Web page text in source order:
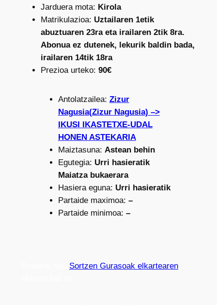
Jarduera mota: Kirola
Matrikulazioa: Uztailaren 1etik
abuztuaren 23ra eta irailaren 2tik 8ra.
Abonua ez dutenek, lekurik baldin bada,
irailaren 14tik 18ra
Prezioa urteko: 90€
Antolatzailea: Zizur
Nagusia(Zizur Nagusia) –>
IKUSI IKASTETXE-UDAL
HONEN ASTEKARIA
Maiztasuna: Astean behin
Egutegia: Urri hasieratik
Maiatza bukaerara
Hasiera eguna: Urri hasieratik
Partaide maximoa: –
Partaide minimoa: –
Sortzen Gurasoak elkartearen